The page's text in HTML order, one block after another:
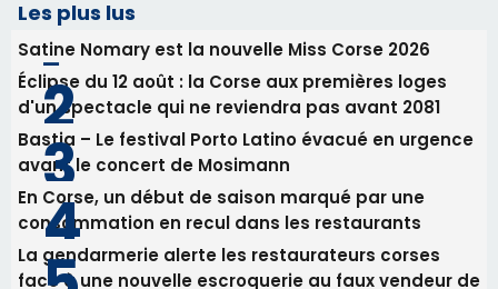
face à une nouvelle escroquerie au faux vendeur de
vin
Newsletter
Inscrivez-vous à la newsletter de CNI et recevez par
email les infos les plus importantes et une sélection de
nos meilleurs articles